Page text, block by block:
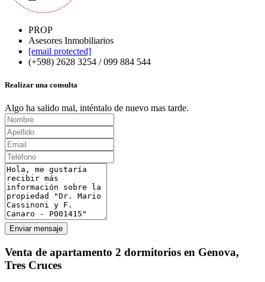
PROP
Asesores Inmobiliarios
[email protected]
(+598) 2628 3254 / 099 884 544
Realizar una consulta
Algo ha salido mal, inténtalo de nuevo mas tarde.
Enviar mensaje
Venta de apartamento 2 dormitorios en Genova,
Tres Cruces